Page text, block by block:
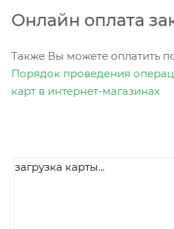
Онлайн оплата
Также Вы можете оплатить
Порядок проведения
карт в интернет-магазинах
загрузка карты...